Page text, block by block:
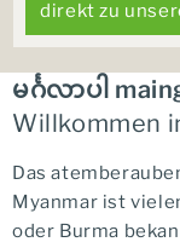
direkt zu
မင်္ဂလာပါ
Willkommen
Das
Myanmar ist
oder Burma